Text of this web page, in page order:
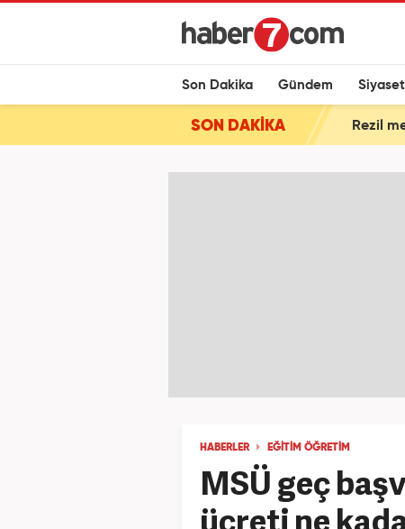
Son Dakika Gündem Siyaset
SON DAKİKA Rezil
HABERLER EĞİTİM ÖĞRETİM
MSÜ geç
ücreti ne